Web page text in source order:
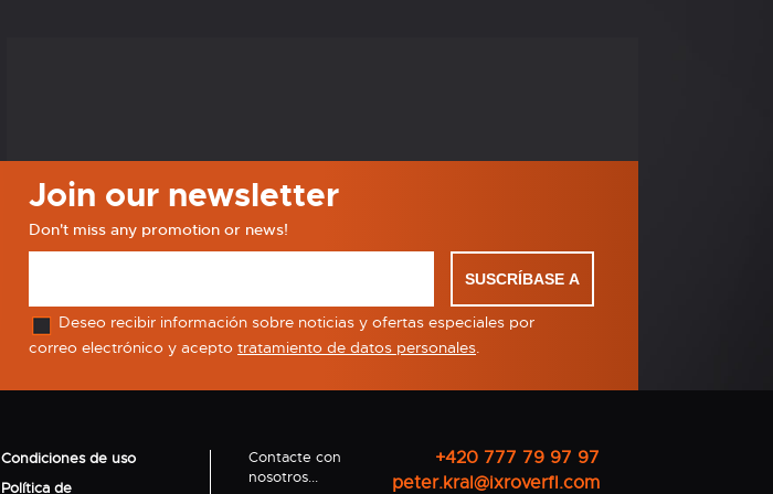
Join our newsletter
Don't miss any promotion or news!
SUSCRÍBASE A
Deseo recibir información sobre noticias y ofertas especiales por
correo electrónico y acepto tratamiento de datos personales.
Condiciones de uso
Política de
Contacte con
nosotros...
+420 777 79 97 97
peter.kral@ixroverfl.com